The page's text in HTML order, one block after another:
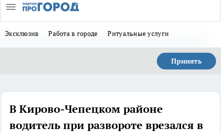
Эксклюзив Работа в городе Ритуальные услуги
Принять
В Кирово-Чепецком районе
водитель при развороте врезался в